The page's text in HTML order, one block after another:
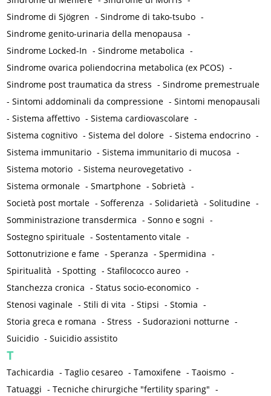
Sindrome di Sjögren -Sindrome di tako-tsubo -
Sindrome genito-urinaria della menopausa -
Sindrome Locked-In -Sindrome metabolica -
Sindrome ovarica poliendocrina metabolica (ex PCOS) -
Sindrome post traumatica da stress -Sindrome premestruale
-Sintomi addominali da compressione -Sintomi menopausali
-Sistema affettivo -Sistema cardiovascolare -
Sistema cognitivo -Sistema del dolore -Sistema endocrino -
Sistema immunitario -Sistema immunitario di mucosa -
Sistema motorio -Sistema neurovegetativo -
Sistema ormonale -Smartphone -Sobrietà -
Società post mortale -Sofferenza -Solidarietà -Solitudine -
Somministrazione transdermica -Sonno e sogni -
Sostegno spirituale -Sostentamento vitale -
Sottonutrizione e fame -Speranza -Spermidina -
Spiritualità -Spotting -Stafilococco aureo -
Stanchezza cronica -Status socio-economico -
Stenosi vaginale -Stili di vita -Stipsi -Stomia -
Storia greca e romana -Stress -Sudorazioni notturne -
Suicidio -Suicidio assistito
T
Tachicardia -Taglio cesareo -Tamoxifene -Taoismo -
Tatuaggi -Tecniche chirurgiche "fertility sparing" -